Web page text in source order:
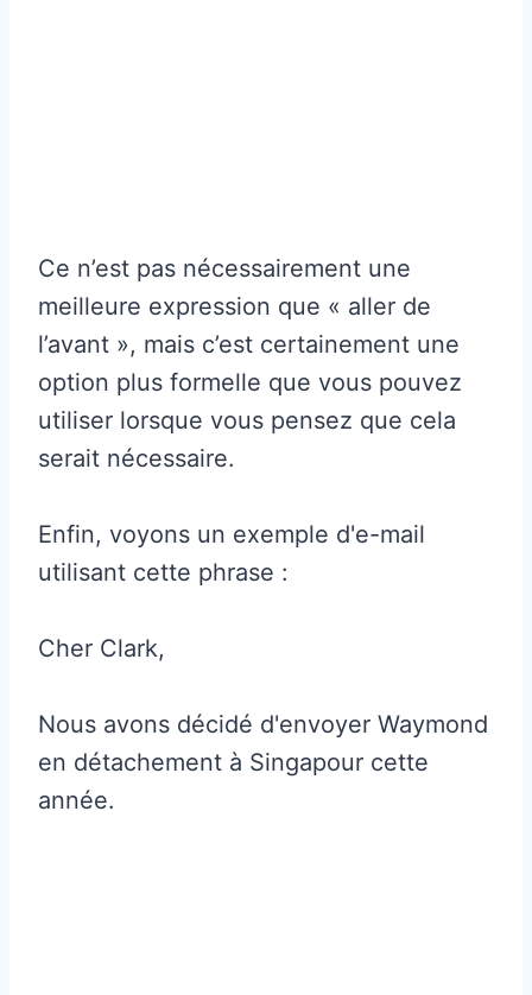
Ce n’est pas nécessairement une
meilleure expression que « aller de
l’avant », mais c’est certainement une
option plus formelle que vous pouvez
utiliser lorsque vous pensez que cela
serait nécessaire.
Enfin, voyons un exemple d'e-mail
utilisant cette phrase :
Cher Clark,
Nous avons décidé d'envoyer Waymond
en détachement à Singapour cette
année.